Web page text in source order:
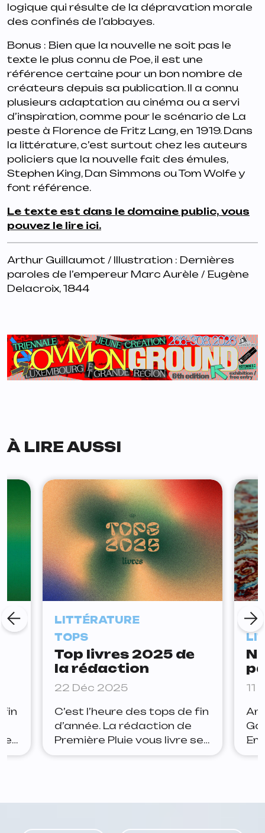
logique qui résulte de la dépravation morale
des confinés de l’abbayes.
Bonus : Bien que la nouvelle ne soit pas le
texte le plus connu de Poe, il est une
référence certaine pour un bon nombre de
créateurs depuis sa publication. Il a connu
plusieurs adaptation au cinéma ou a servi
d’inspiration, comme pour le scénario de La
peste à Florence de Fritz Lang, en 1919. Dans
la littérature, c’est surtout chez les auteurs
policiers que la nouvelle fait des émules,
Stephen King, Dan Simmons ou Tom Wolfe y
font référence.
Le texte est dans le domaine public, vous
pouvez le lire ici.
Arthur Guillaumot / Illustration : Dernières
paroles de l’empereur Marc Aurèle / Eugène
Delacroix, 1844
À LIRE AUSSI
fin
LITTÉRATURE
TOPS
Top livres 2025 de
la rédaction
22 Déc 2025
C’est l’heure des tops de fin
d’année. La rédaction de
Première Pluie vous livre ses
lectures préférées de
À
11